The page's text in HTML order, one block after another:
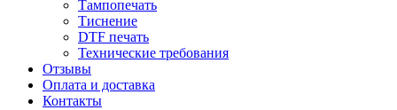
Тампопечать
Тиснение
DTF печать
Технические требования
Отзывы
Оплата и доставка
Контакты